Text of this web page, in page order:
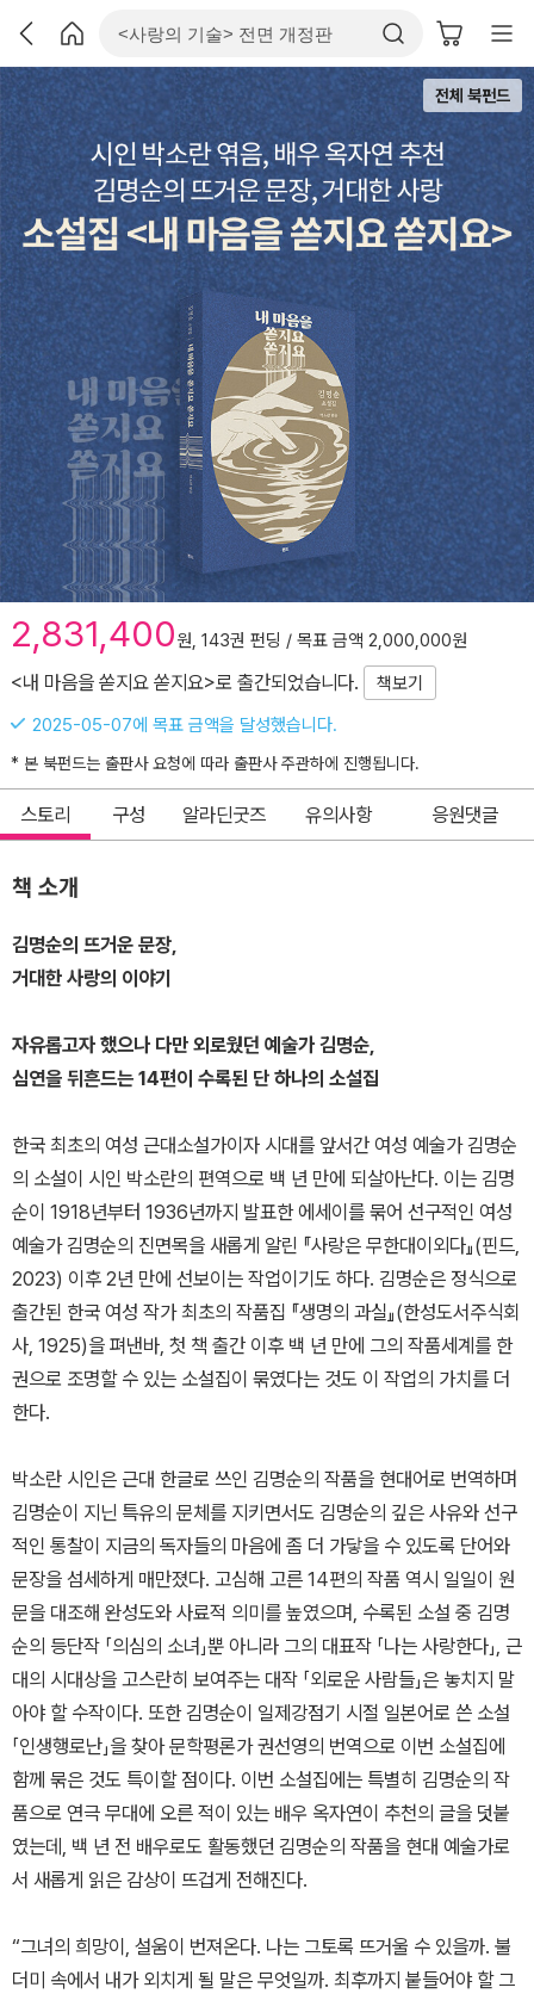
전체 북펀드
2,831,400원, 143권 펀딩 / 목표 금액 2,000,000원
<내 마음을 쏟지요 쏟지요>로 출간되었습니다.
책보기
2025-05-07에 목표 금액을 달성했습니다.
* 본 북펀드는 출판사 요청에 따라 출판사 주관하에 진행됩니다.
스토리 구성 알라딘굿즈 유의사항 응원댓글
책 소개
김명순의 뜨거운 문장,
거대한 사랑의 이야기
자유롭고자 했으나 다만 외로웠던 예술가 김명순,
심연을 뒤흔드는 14편이 수록된 단 하나의 소설집
한국 최초의 여성 근대소설가이자 시대를 앞서간 여성 예술가 김명순
의 소설이 시인 박소란의 편역으로 백 년 만에 되살아난다. 이는 김명
순이 1918년부터 1936년까지 발표한 에세이를 묶어 선구적인 여성
예술가 김명순의 진면목을 새롭게 알린 『사랑은 무한대이외다』(핀드,
2023) 이후 2년 만에 선보이는 작업이기도 하다. 김명순은 정식으로
출간된 한국 여성 작가 최초의 작품집 『생명의 과실』(한성도서주식회
사, 1925)을 펴낸바, 첫 책 출간 이후 백 년 만에 그의 작품세계를 한
권으로 조명할 수 있는 소설집이 묶였다는 것도 이 작업의 가치를 더
한다.
박소란 시인은 근대 한글로 쓰인 김명순의 작품을 현대어로 번역하며
김명순이 지닌 특유의 문체를 지키면서도 김명순의 깊은 사유와 선구
적인 통찰이 지금의 독자들의 마음에 좀 더 가닿을 수 있도록 단어와
문장을 섬세하게 매만졌다. 고심해 고른 14편의 작품 역시 일일이 원
문을 대조해 완성도와 사료적 의미를 높였으며, 수록된 소설 중 김명
순의 등단작 「의심의 소녀」뿐 아니라 그의 대표작 「나는 사랑한다」, 근
대의 시대상을 고스란히 보여주는 대작 「외로운 사람들」은 놓치지 말
아야 할 수작이다. 또한 김명순이 일제강점기 시절 일본어로 쓴 소설
「인생행로난」을 찾아 문학평론가 권선영의 번역으로 이번 소설집에
함께 묶은 것도 특이할 점이다. 이번 소설집에는 특별히 김명순의 작
품으로 연극 무대에 오른 적이 있는 배우 옥자연이 추천의 글을 덧붙
였는데, 백 년 전 배우로도 활동했던 김명순의 작품을 현대 예술가로
서 새롭게 읽은 감상이 뜨겁게 전해진다.
“그녀의 희망이, 설움이 번져온다. 나는 그토록 뜨거울 수 있을까. 불
더미 속에서 내가 외치게 될 말은 무엇일까. 최후까지 붙들어야 할 그